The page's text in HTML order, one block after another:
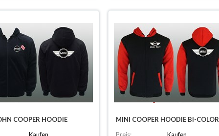
COOPER HOODIE
MINI COOPER HOODIE BI-COLOR